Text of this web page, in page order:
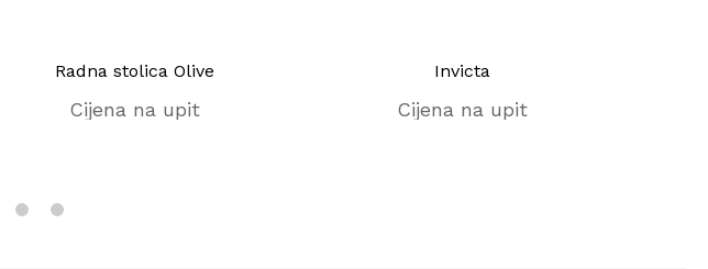
Radna stolica Olive
Cijena na upit
Invicta
Cijena na upit